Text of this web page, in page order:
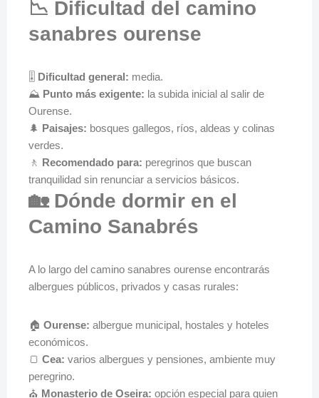
📉 Dificultad del camino
sanabres ourense
🎚️ Dificultad general: media.
⛰️ Punto más exigente: la subida inicial al salir de
Ourense.
🌲 Paisajes: bosques gallegos, ríos, aldeas y colinas
verdes.
🚶 Recomendado para: peregrinos que buscan
tranquilidad sin renunciar a servicios básicos.
🏡 Dónde dormir en el
Camino Sanabrés
A lo largo del camino sanabres ourense encontrarás
albergues públicos, privados y casas rurales:
🏠 Ourense: albergue municipal, hostales y hoteles
económicos.
🍞 Cea: varios albergues y pensiones, ambiente muy
peregrino.
⛪ Monasterio de Oseira: opción especial para quien